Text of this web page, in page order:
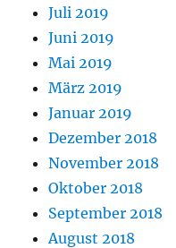
Juli 2019
Juni 2019
Mai 2019
März 2019
Januar 2019
Dezember 2018
November 2018
Oktober 2018
September 2018
August 2018